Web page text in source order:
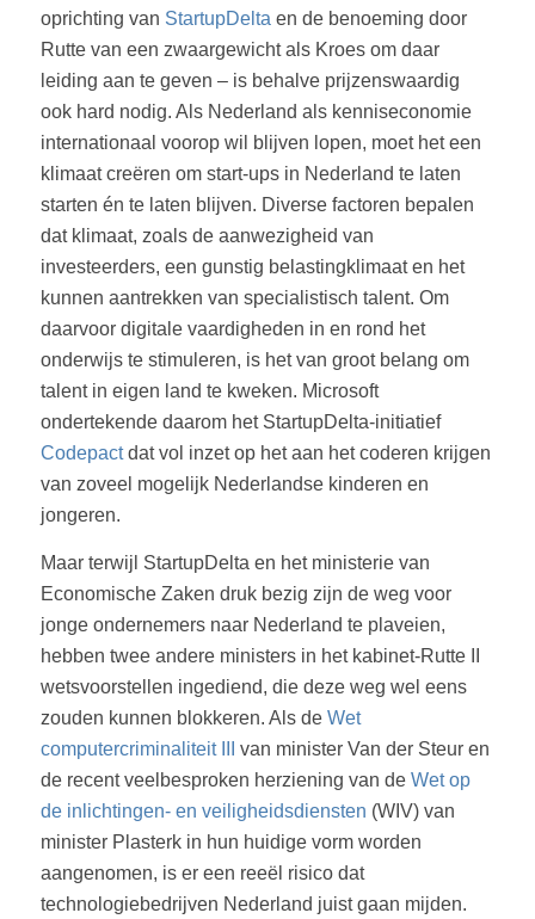
oprichting van StartupDelta en de benoeming door
Rutte van een zwaargewicht als Kroes om daar
leiding aan te geven – is behalve prijzenswaardig
ook hard nodig. Als Nederland als kenniseconomie
internationaal voorop wil blijven lopen, moet het een
klimaat creëren om start-ups in Nederland te laten
starten én te laten blijven. Diverse factoren bepalen
dat klimaat, zoals de aanwezigheid van
investeerders, een gunstig belastingklimaat en het
kunnen aantrekken van specialistisch talent. Om
daarvoor digitale vaardigheden in en rond het
onderwijs te stimuleren, is het van groot belang om
talent in eigen land te kweken. Microsoft
ondertekende daarom het StartupDelta-initiatief
Codepactdat vol inzet op het aan het coderen krijgen
van zoveel mogelijk Nederlandse kinderen en
jongeren.
Maar terwijl StartupDelta en het ministerie van
Economische Zaken druk bezig zijn de weg voor
jonge ondernemers naar Nederland te plaveien,
hebben twee andere ministers in het kabinet-Rutte II
wetsvoorstellen ingediend, die deze weg wel eens
zouden kunnen blokkeren. Als de Wet
computercriminaliteit III
van minister Van der Steur en
de recent veelbesproken herziening van de Wet op
de inlichtingen- en veiligheidsdiensten (WIV) van
minister Plasterk in hun huidige vorm worden
aangenomen, is er een reeël risico dat
technologiebedrijven Nederland juist gaan mijden.